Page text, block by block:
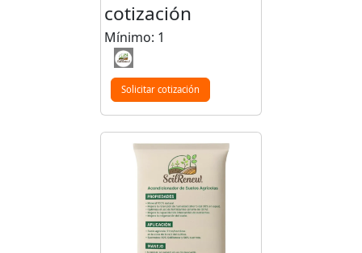
cotización
Mínimo: 1
Solicitar cotización